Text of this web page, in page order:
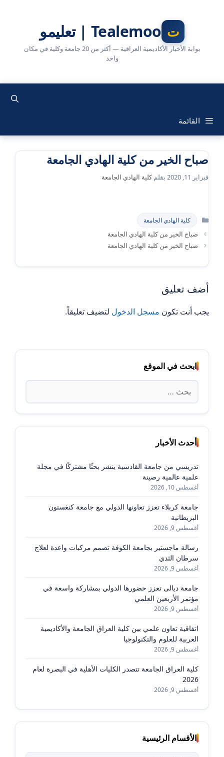
Tealemoo | تعليمو
بوابة الأخبار الأكاديمية العراقية — أكثر من 20 جامعة وكلية في مكان
واحد
القائمة
صباح الخير من كلية الهادي الجامعة
فبراير 11, 2020 بقلمكلية الهادي الجامعة
التصنيفات
كلية الهادي الجامعة
صباح الخير من كلية الهادي الجامعة
صباح الخير من كلية الهادي الجامعة
أضف تعليق
يجب أنت تكون مسجل الدخول لتضيف تعليقاً.
ابحث في الموقع
البحث
عن:
أحدث الأخبار
تدريسي من جامعة القادسية ينشر بحثًا مشتركًا في مجلة
علمية عالمية رصينة
أغسطس 10, 2026
جامعة كربلاء تعزز تعاونها الدولي مع جامعة كنغستون
البريطانية
أغسطس 9, 2026
رسالة ماجستير بجامعة الكوفة تصمم مركبات واعدة لعلاج
سرطان الثدي
أغسطس 9, 2026
جامعة ديالى تعزز حضورها الدولي بمشاركة واسعة في
مؤتمر الأربعين العلمي
أغسطس 9, 2026
اتفاقية تعاون علمي بين كلية العراق الجامعة والأكاديمية
العربية للعلوم والتكنولوجيا
أغسطس 9, 2026
كلية العراق الجامعة تتصدر الكليات الأهلية في البصرة لعام
2026
أغسطس 9, 2026
الأقسام الرئيسية